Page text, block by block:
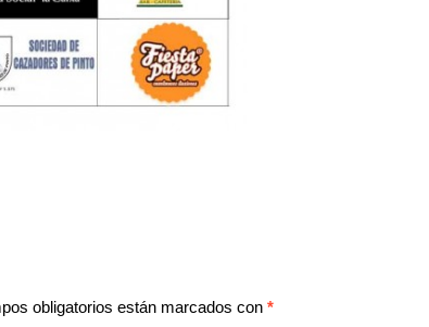
obligatorios están marcados con *